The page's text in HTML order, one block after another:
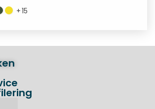
+15